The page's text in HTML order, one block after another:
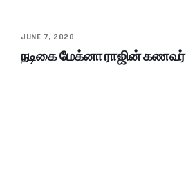
JUNE 7, 2020
நடிகை மேக்னா ராஜின்